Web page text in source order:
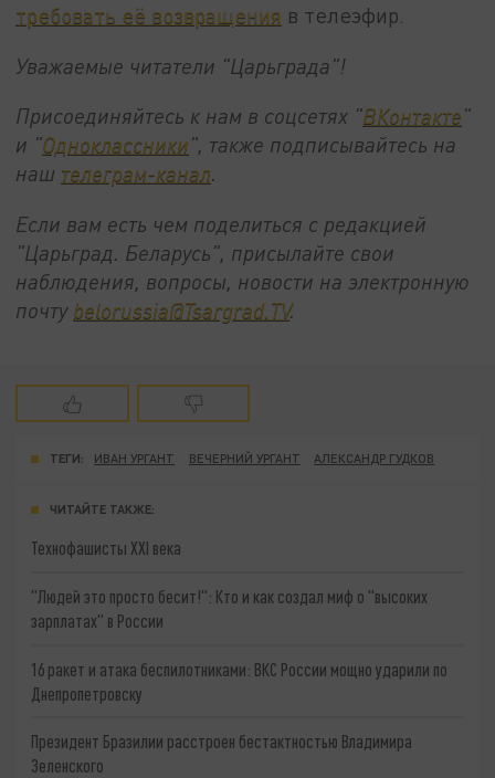
требовать её возвращения в телеэфир.
Уважаемые читатели "Царьграда"!
Присоединяйтесь к нам в соцсетях "ВКонтакте"
и "Одноклассники", также подписывайтесь на
наш телеграм-канал.
Если вам есть чем поделиться с редакцией
"Царьград. Беларусь", присылайте свои
наблюдения, вопросы, новости на электронную
почту belorussia@Tsargrad.TV.
ТЕГИ: ИВАН УРГАНТ ВЕЧЕРНИЙ УРГАНТ АЛЕКСАНДР ГУДКОВ
ЧИТАЙТЕ ТАКЖЕ:
Технофашисты XXI века
"Людей это просто бесит!": Кто и как создал миф о "высоких
зарплатах" в России
16 ракет и атака беспилотниками: ВКС России мощно ударили по
Днепропетровску
Президент Бразилии расстроен бестактностью Владимира
Зеленского